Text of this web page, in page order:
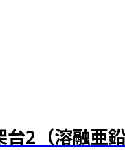
2（溶融亜鉛